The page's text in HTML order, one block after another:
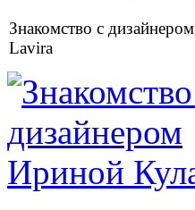
Знакомство с дизайнером
Lavira